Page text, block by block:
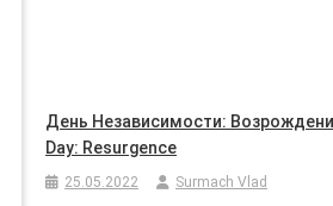
День Независимости:
Day: Resurgence
25.05.2022 Surmach Vlad